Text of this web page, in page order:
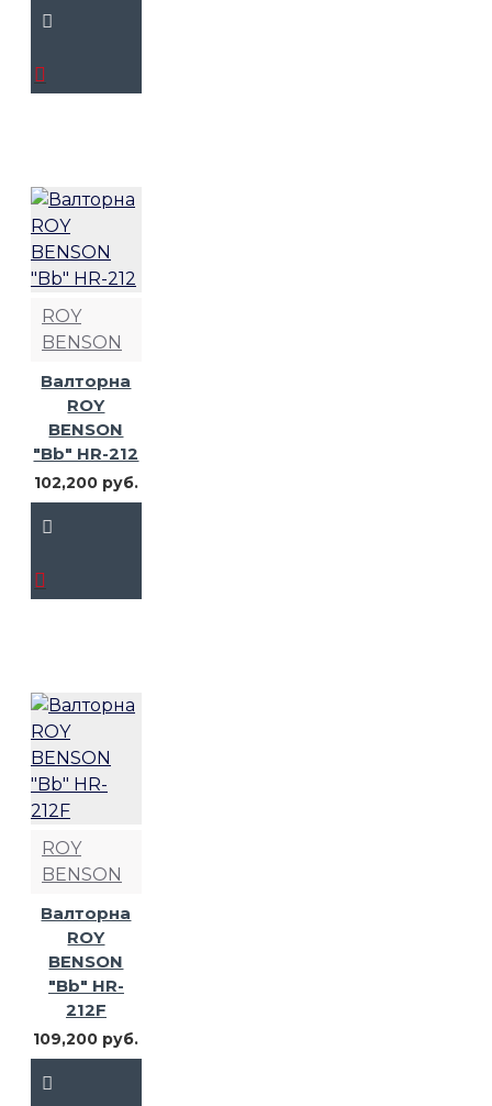
ROY
BENSON
Валторна
ROY
BENSON
"Bb" HR-212
102,200 руб.
ROY
BENSON
Валторна
ROY
BENSON
"Bb" HR-
212F
109,200 руб.